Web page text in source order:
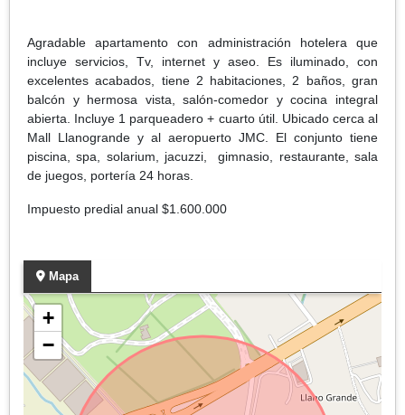
Agradable apartamento con administración hotelera que
incluye servicios, Tv, internet y aseo. Es iluminado, con
excelentes acabados, tiene 2 habitaciones, 2 baños, gran
balcón y hermosa vista, salón-comedor y cocina integral
abierta. Incluye 1 parqueadero + cuarto útil. Ubicado cerca al
Mall Llanogrande y al aeropuerto JMC. El conjunto tiene
piscina, spa, solarium, jacuzzi, gimnasio, restaurante, sala
de juegos, portería 24 horas.
Impuesto predial anual $1.600.000
Mapa
+
−